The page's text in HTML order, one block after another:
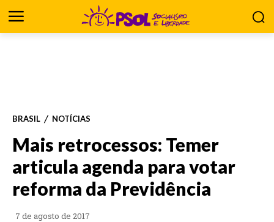
BRASIL NOTÍCIAS
Mais retrocessos: Temer
articula agenda para votar
reforma da Previdência
7 de agosto de 2017